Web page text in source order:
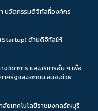
นวัตกรรมดิจิทัลที่องค์กร
(Startup) ด้านดิจิทัลให้
วิชาการ และบริการอื่น ๆ เพื่อ
ครัฐและเอกชน อันจะช่วย
ลัยเทคโนโลยีราชมงคลธัญบุรี